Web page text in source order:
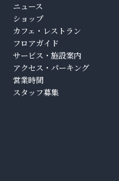
ニュース
ショップ
カフェ・レストラン
フロアガイド
サービス・施設案内
アクセス・パーキング
営業時間
スタッフ募集